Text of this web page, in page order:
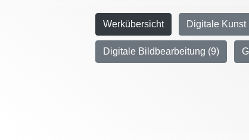
Werkübersicht Digitale Kunst
Digitale Bildbearbeitung (9)